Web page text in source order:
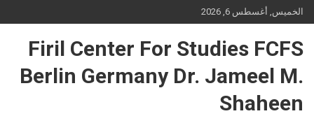
Skip
to
الخميس, أغسطس 6, 2026
Firil Center For Studies FCFS
Berlin Germany Dr. Jameel M.
Shaheen